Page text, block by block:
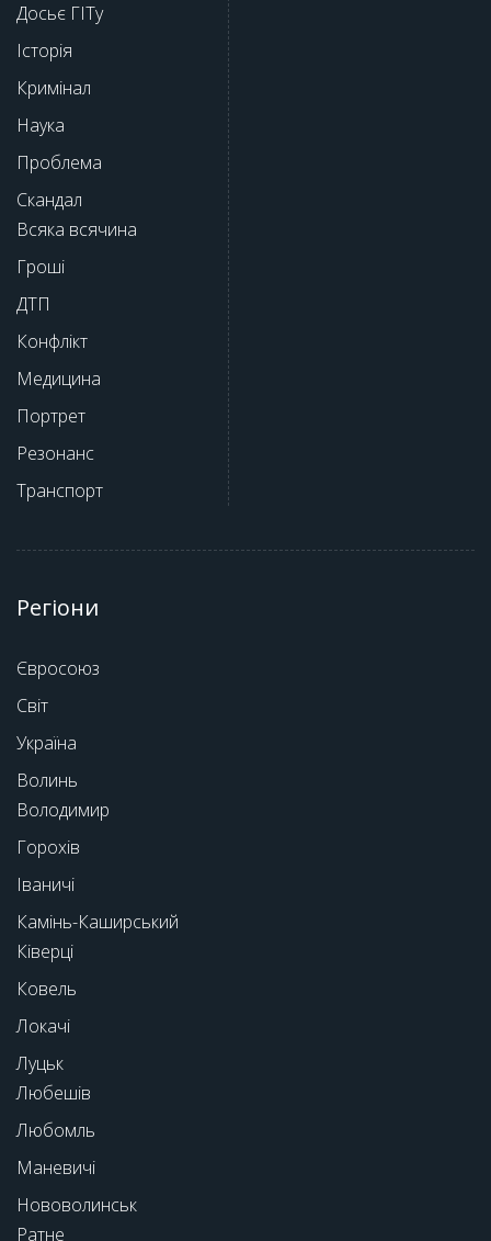
Досьє ГІТу
Історія
Кримінал
Наука
Проблема
Скандал
Всяка всячина
Гроші
ДТП
Конфлікт
Медицина
Портрет
Резонанс
Транспорт
Регіони
Євросоюз
Світ
Україна
Волинь
Володимир
Горохів
Іваничі
Камінь-Каширський
Ківерці
Ковель
Локачі
Луцьк
Любешів
Любомль
Маневичі
Нововолинськ
Ратне